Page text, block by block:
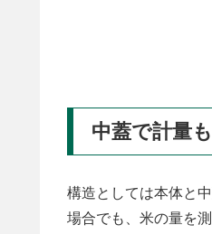
中蓋で計量
構造としては本体と
場合でも、米の量を